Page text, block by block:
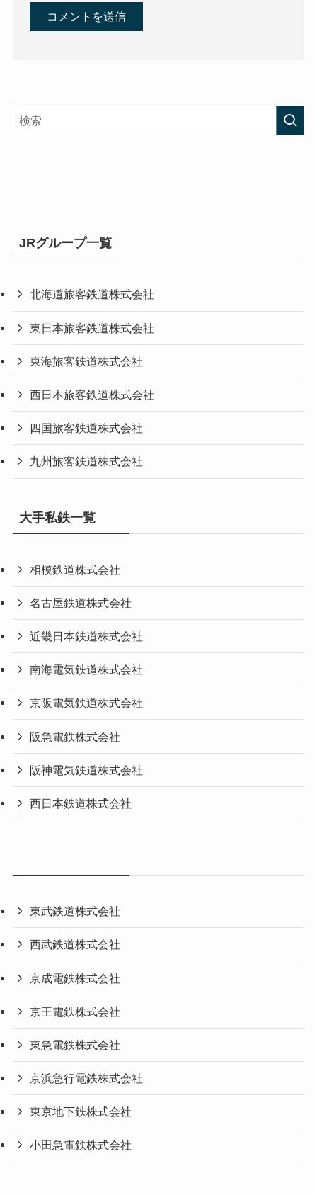
JRグループ一覧
北海道旅客鉄道株式会社
東日本旅客鉄道株式会社
東海旅客鉄道株式会社
西日本旅客鉄道株式会社
四国旅客鉄道株式会社
九州旅客鉄道株式会社
大手私鉄一覧
相模鉄道株式会社
名古屋鉄道株式会社
近畿日本鉄道株式会社
南海電気鉄道株式会社
京阪電気鉄道株式会社
阪急電鉄株式会社
阪神電気鉄道株式会社
西日本鉄道株式会社
東武鉄道株式会社
西武鉄道株式会社
京成電鉄株式会社
京王電鉄株式会社
東急電鉄株式会社
京浜急行電鉄株式会社
東京地下鉄株式会社
小田急電鉄株式会社